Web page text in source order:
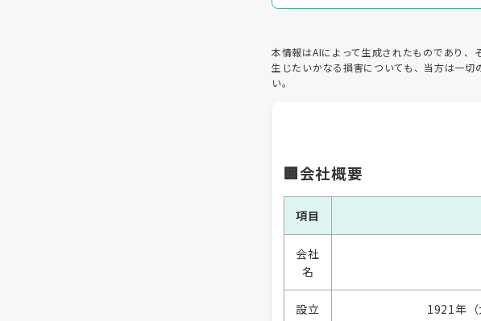
本情報はAIによって生成されたものであり、
生じたいかなる損害についても、当方は一
い。
🏢会社概要
項目
会社
名
設立
1921年（